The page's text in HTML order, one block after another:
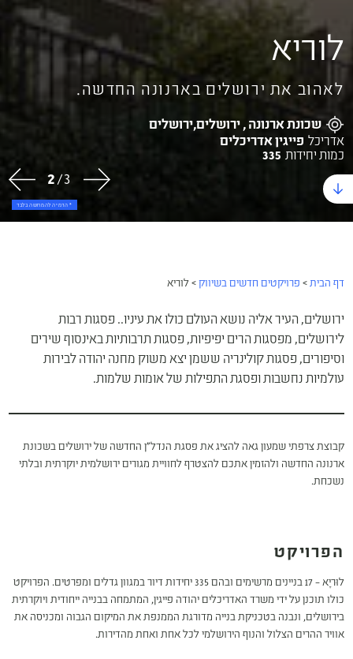
לוריא
לאהוב את ירושלים בארנונה החדשה.
שכונת ארנונה , ירושלים,ירושלים
אדריכל פייגין אדריכלים
כמות יחידות 335
* הדמיה
3/3
דף הבית > פרויקטים חדשים בשיווק >לוריא
ירושלים, העיר אליה נושא העולם כולו את עיניו.. פסגות רבות
לירושלים, מפסגות הרים יפיפיות, פסגות תרבותיות באינסוף שירים
וסיפורים, פסגות קולינריה ששמן יצא משוק מחנה יהודה לבירות
עולמיות נחשבות ופסגת התפילות של אומות שלמות.
קבוצת צרפתי שמעון גאה להציג את פסגת הנדל"ן החדשה של ירושלים בשכונת
ארנונה החדשה ולהזמין אתכם להצטרף לחוויית מגורים ירושלמית יוקרתית ובלתי
נשכחת.
הפרויקט
לוּריָא – 17 בניינים מרשימים ובהם 335 יחידות דיור במגוון גדלים ומפרטים. הפרויקט
כולו תוכנן על ידי משרד האדריכלים יהודה פייגין, המתמחה בבנייה ייחודית ויוקרתית
בירושלים, ונבנה בטכניקת בנייה מדורגת הממנפת את המיקום הגבוה ומכניסה את
אוויר ההרים הצלול והנוף הירושלמי לכל אחת ואחת מהדירות.